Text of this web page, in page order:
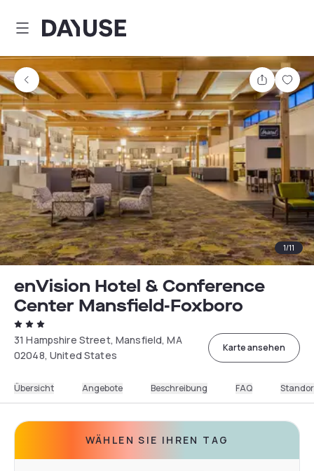
Dayuse
Teilen
1/11
enVision Hotel & Conference
Center Mansfield-Foxboro
31 Hampshire Street, Mansfield, MA
02048, United States
Karte ansehen
Übersicht Angebote Beschreibung FAQ
WÄHLEN SIE IHREN TAG